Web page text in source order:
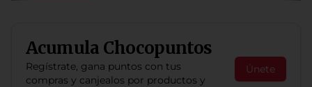
Acumula Chocopuntos
Regístrate, gana puntos con tus
compras y canjealos por productos y
Únete